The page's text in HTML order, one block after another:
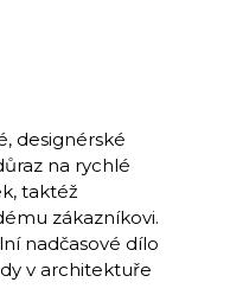
designérské
na rychlé
taktéž
zákazníkovi.
nadčasové dílo
v architektuře